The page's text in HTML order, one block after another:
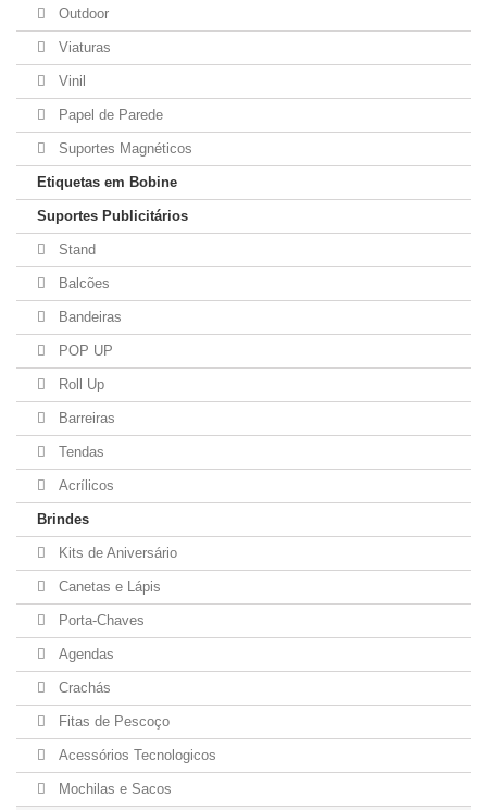
Outdoor
Viaturas
Vinil
Papel de Parede
Suportes Magnéticos
Etiquetas em Bobine
Suportes Publicitários
Stand
Balcões
Bandeiras
POP UP
Roll Up
Barreiras
Tendas
Acrílicos
Brindes
Kits de Aniversário
Canetas e Lápis
Porta-Chaves
Agendas
Crachás
Fitas de Pescoço
Acessórios Tecnologicos
Mochilas e Sacos